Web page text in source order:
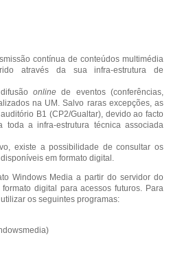
contínua de conteúdos multimédia
através da sua infra-estrutura de
difusãoonline de eventos (conferências,
na UM. Salvo raras excepções, as
B1 (CP2/Gualtar), devido ao facto
a infra-estrutura técnica associada
existe a possibilidade de consultar os
em formato digital.
Windows Media a partir do servidor do
digital para acessos futuros. Para
os seguintes programas:
)